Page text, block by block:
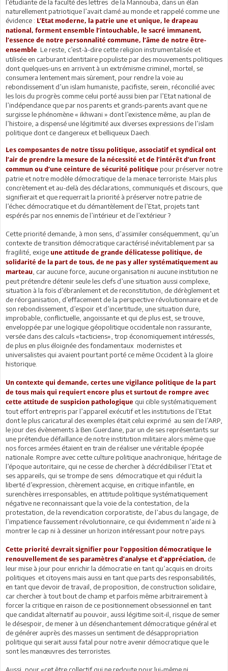
l’étudiante de la faculté des lettres de la Mannouba, dans un élan
naturellement patriotique l’avait clamé au monde et rappelé comme une
évidence : L’Etat moderne, la patrie une et unique, le drapeau
national, forment ensemble l’intouchable, le sacré immanent,
l’essence de notre personnalité commune, l’âme de notre être-
ensemble . Le reste, c’est-à-dire cette religion instrumentalisée et
utilisée en carburant identitaire populiste par des mouvements politiques
dont quelques-uns en arrivent à un extrémisme criminel, mortel, se
consumera lentement mais sûrement, pour rendre la voie au
rebondissement d’un islam humaniste, pacifiste, serein, réconcilié avec
les lois du progrès comme celui porté aussi bien par l’Etat national de
l’indépendance que par nos parents et grands-parents avant que ne
surgisse le phénomène « ikhwani » dont l’existence même, au plan de
l’histoire, a dispensé une légitimité aux diverses expressions de l’islam
politique dont ce dangereux et belliqueux Daech.
Les composantes de notre tissu politique, associatif et syndical ont
l’air de prendre la mesure de la nécessité et de l’intérêt d’un front
commun ou d’une ceinture de sécurité politique pour préserver notre
patrie et notre modèle démocratique de la menace terroriste. Mais plus
concrètement et au-delà des déclarations, communiqués et discours, que
signifierait et que requerrait la priorité à préserver notre patrie de
l’échec démocratique et du démantèlement de l’Etat, projets tant
espérés par nos ennemis de l’intérieur et de l’extérieur ?
Cette priorité demande, à mon sens, d’assimiler conséquemment, qu’un
contexte de transition démocratique caractérisé inévitablement par sa
fragilité, exige une attitude de grande délicatesse politique, de
solidarité de la part de tous, de ne pas y aller systématiquement au
marteau , car aucune force, aucune organisation ni aucune institution ne
peut prétendre détenir seule les clefs d’une situation aussi complexe,
situation à la fois d’ébranlement et de reconstitution, de dérèglement et
de réorganisation, d’effacement de la perspective révolutionnaire et de
son rebondissement, d’espoir et d’incertitude, une situation dure,
improbable, conflictuelle, angoissante et qui de plus est, se trouve,
enveloppée par une logique géopolitique occidentale non rassurante,
versée dans des calculs «tacticiens», trop économiquement intéressés,
de plus en plus éloignée des fondamentaux modernistes et
universalistes qui avaient pourtant porté ce même Occident à la gloire
historique.
Un contexte qui demande, certes une vigilance politique de la part
de tous mais qui requiert encore plus et surtout de rompre avec
cette attitude de suspicion pathologique qui cible systématiquement
tout effort entrepris par l’appareil exécutif et les institutions de l’Etat
dont le plus caricatural des exemples était celui exprimé au sein de l’ARP,
le jour des évènements à Ben Guerdane, par un de ses représentants sur
une prétendue défaillance de notre institution militaire alors même que
nos forces armées étaient en train de réaliser une véritable épopée
nationale. Rompre avec cette culture politique anachronique, héritage de
l’époque autoritaire, qui ne cesse de chercher à décrédibiliser l’Etat et
ses appareils, qui se trompe de sens démocratique et qui réduit la
liberté d’expression, chèrement acquise, en critique infantile, en
surenchères irresponsables, en attitude politique systématiquement
négative ne reconnaissant que la voie de la contestation, de la
protestation, de la revendication corporatiste, de l’abus du langage, de
l’impatience faussement révolutionnaire, ce qui évidemment n’aide ni à
montrer le cap ni à dessiner un horizon intéressant pour notre pays.
Cette priorité devrait signifier pour l’opposition démocratique le
renouvellement de ses paramètres d’analyse et d’appréciation, de
leur mise à jour pour enrichir la démocratie en tant qu’acquis en droits
politiques et citoyens mais aussi en tant que parts des responsabilités,
en tant que devoir de travail, de proposition, de construction solidaire,
car chercher à tout bout de champ et parfois même arbitrairement à
forcer la critique en raison de ce positionnement obsessionnel en tant
que candidat alternatif au pouvoir, aussi légitime soit-il, risque de semer
le désespoir, de mener à un désenchantement démocratique général et
de générer auprès des masses un sentiment de désappropriation
politique qui serait aussi fatal pour notre avenir démocratique que le
sont les manœuvres des terroristes.